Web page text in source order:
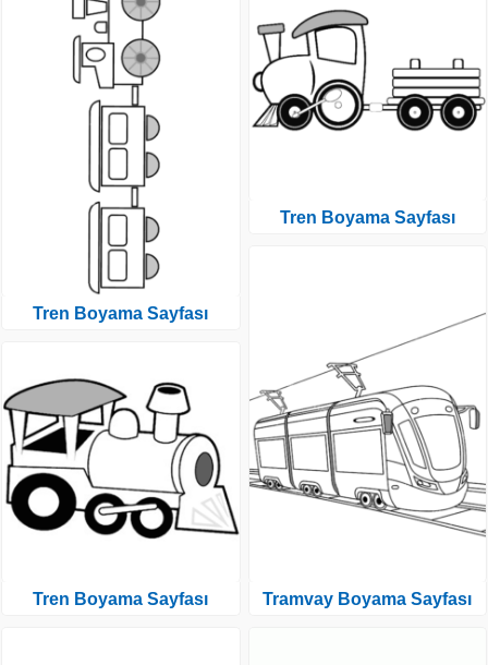
Tren Boyama Sayfası
Tren Boyama Sayfası
Tren Boyama Sayfası
Tramvay Boyama Sayfası